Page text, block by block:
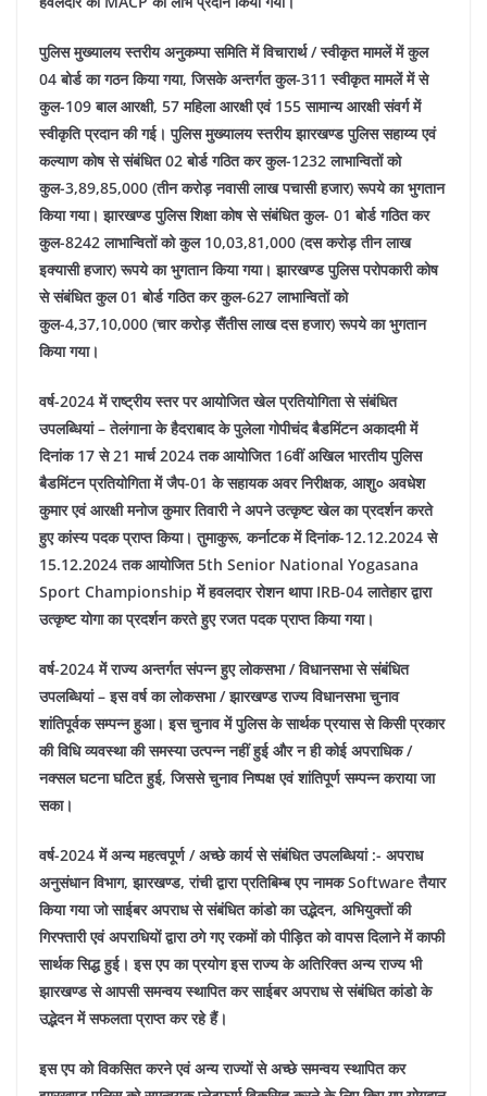
पुलिस मुख्यालय स्तरीय अनुकम्पा समिति में विचारार्थ / स्वीकृत मामलें में कुल
04 बोर्ड का गठन किया गया, जिसके अन्तर्गत कुल-311 स्वीकृत मामलें में से
कुल-109 बाल आरक्षी, 57 महिला आरक्षी एवं 155 सामान्य आरक्षी संवर्ग में
स्वीकृति प्रदान की गई।पुलिस मुख्यालय स्तरीय झारखण्ड पुलिस सहाय्य एवं
कल्याण कोष से संबंधित 02 बोर्ड गठित कर कुल-1232 लाभान्वितों को
कुल-3,89,85,000 (तीन करोड़ नवासी लाख पचासी हजार) रूपये का भुगतान
किया गया। झारखण्ड पुलिस शिक्षा कोष से संबंधित कुल- 01 बोर्ड गठित कर
कुल-8242 लाभान्वितों को कुल 10,03,81,000 (दस करोड़ तीन लाख
इक्यासी हजार) रूपये का भुगतान किया गया। झारखण्ड पुलिस परोपकारी कोष
से संबंधित कुल 01 बोर्ड गठित कर कुल-627 लाभान्वितों को
कुल-4,37,10,000 (चार करोड़ सैंतीस लाख दस हजार) रूपये का भुगतान
किया गया।
वर्ष-2024 में राष्ट्रीय स्तर पर आयोजित खेल प्रतियोगिता से संबंधित
उपलब्धियां –तेलंगाना के हैदराबाद के पुलेला गोपीचंद बैडमिंटन अकादमी में
दिनांक 17 से 21 मार्च 2024 तक आयोजित 16वीं अखिल भारतीय पुलिस
बैडमिंटन प्रतियोगिता में जैप-01 के सहायक अवर निरीक्षक, आशु० अवधेश
कुमार एवं आरक्षी मनोज कुमार तिवारी ने अपने उत्कृष्ट खेल का प्रदर्शन करते
हुए कांस्य पदक प्राप्त किया।तुमाकुरू, कर्नाटक में दिनांक-12.12.2024 से
15.12.2024 तक आयोजित 5th Senior National Yogasana
Sport Championship में हवलदार रोशन थापा IRB-04 लातेहार द्वारा
उत्कृष्ट योगा का प्रदर्शन करते हुए रजत पदक प्राप्त किया गया।
वर्ष-2024 में राज्य अन्तर्गत संपन्न हुए लोकसभा / विधानसभा से संबंधित
उपलब्धियां –इस वर्ष का लोकसभा / झारखण्ड राज्य विधानसभा चुनाव
शांतिपूर्वक सम्पन्न हुआ। इस चुनाव में पुलिस के सार्थक प्रयास से किसी प्रकार
की विधि व्यवस्था की समस्या उत्पन्न नहीं हुई और न ही कोई अपराधिक /
नक्सल घटना घटित हुई, जिससे चुनाव निष्पक्ष एवं शांतिपूर्ण सम्पन्न कराया जा
सका।
वर्ष-2024 में अन्य महत्वपूर्ण / अच्छे कार्य से संबंधित उपलब्धियां :- अपराध
अनुसंधान विभाग, झारखण्ड, रांची द्वारा प्रतिबिम्ब एप नामक Software तैयार
किया गया जो साईबर अपराध से संबंधित कांडो का उद्भेदन, अभियुक्तों की
गिरफ्तारी एवं अपराधियों द्वारा ठगे गए रकमों को पीड़ित को वापस दिलाने में काफी
सार्थक सिद्ध हुई। इस एप का प्रयोग इस राज्य के अतिरिक्त अन्य राज्य भी
झारखण्ड से आपसी समन्वय स्थापित कर साईबर अपराध से संबंधित कांडो के
उद्भेदन में सफलता प्राप्त कर रहे हैं।
इस एप को विकसित करने एवं अन्य राज्यों से अच्छे समन्वय स्थापित कर